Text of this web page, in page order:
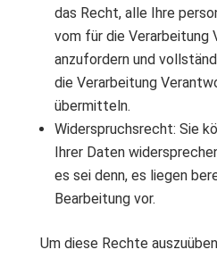
das Recht, alle Ihre
vom für die Verarbeitung
anzufordern und
die Verarbeitung
übermitteln.
Widerspruchsrecht: Sie
Ihrer Daten
es sei denn, es liegen
Bearbeitung vor.
Um diese Rechte